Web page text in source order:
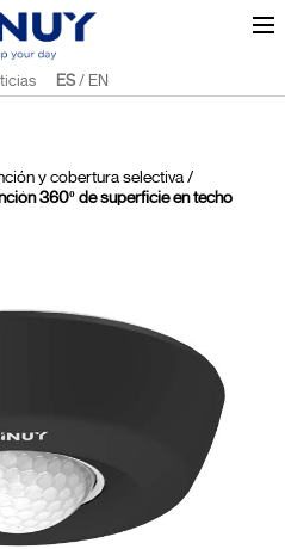
ES/ EN
y cobertura selectiva/
360º de superficie en techo